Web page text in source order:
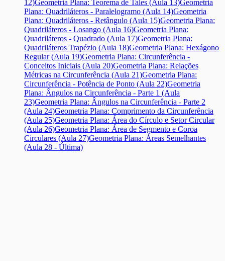
12)Geometria Plana: Teorema de Tales (Aula 13)Geometria
Plana: Quadriláteros - Paralelogramo (Aula 14)Geometria
Plana: Quadriláteros - Retângulo (Aula 15)Geometria Plana:
Quadriláteros - Losango (Aula 16)Geometria Plana:
Quadriláteros - Quadrado (Aula 17)Geometria Plana:
Quadriláteros Trapézio (Aula 18)Geometria Plana: Hexágono
Regular (Aula 19)Geometria Plana: Circunferência -
Conceitos Iniciais (Aula 20)Geometria Plana: Relações
Métricas na Circunferência (Aula 21)Geometria Plana:
Circunferência - Potência de Ponto (Aula 22)Geometria
Plana: Ângulos na Circunferência - Parte 1 (Aula
23)Geometria Plana: Ângulos na Circunferência - Parte 2
(Aula 24)Geometria Plana: Comprimento da Circunferência
(Aula 25)Geometria Plana: Área do Círculo e Setor Circular
(Aula 26)Geometria Plana: Área de Segmento e Coroa
Circulares (Aula 27)Geometria Plana: Áreas Semelhantes
(Aula 28 - Última)